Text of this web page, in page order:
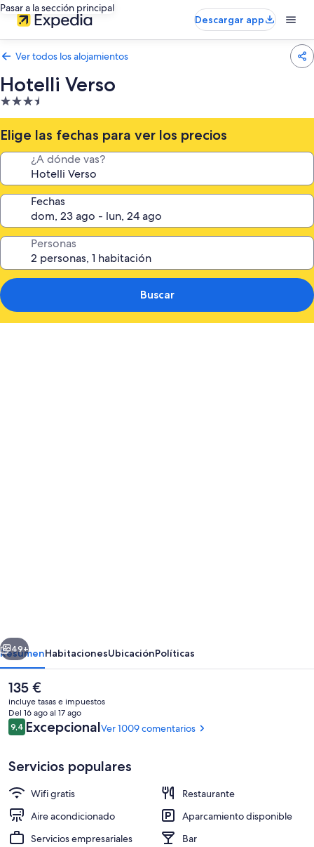
Pasar a la sección principal
Descargar app
Ver todos los alojamientos
Hotelli Verso
Alojamiento
de
3.5 estrellas
Elige las fechas para ver los precios
¿A dónde vas?
Fechas
Personas
Buscar
Restaurante
Siguiente
49+
ResumenHabitacionesUbicaciónPolíticas
El
precio
actual
es
de
135 €
incluye tasas e impuestos
Del 16 ago al 17 ago
Comentarios
9,49,4 de 10
ExcepcionalVer 1009 comentarios
Servicios populares
Wifi gratis
Restaurante
Aire acondicionado
Aparcamiento disponible
Servicios empresariales
Bar